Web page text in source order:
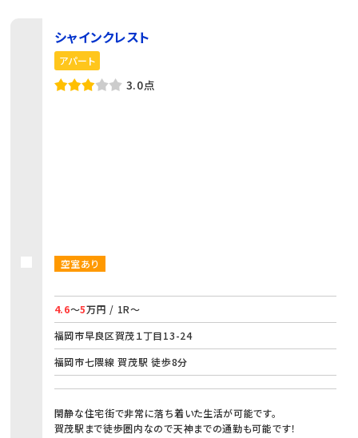
シャインクレスト
アパート
3.0点
空室あり
4.6～5万円 / 1R～
福岡市早良区賀茂１丁目13-24
福岡市七隈線 賀茂駅 徒歩8分
閑静な住宅街で非常に落ち着いた生活が可能です。
賀茂駅まで徒歩圏内なので天神までの通勤も可能です！